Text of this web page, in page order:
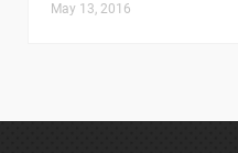
May 13, 2016